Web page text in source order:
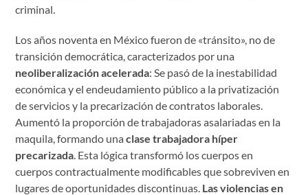
criminal.
Los años noventa en México fueron de «tránsito», no de
transición democrática, caracterizados por una
neoliberalización acelerada: Se pasó de la inestabilidad
económica y el endeudamiento público a la privatización
de servicios y la precarización de contratos laborales.
Aumentó la proporción de trabajadoras asalariadas en la
maquila, formando unaclase trabajadora híper
precarizada . Esta lógica transformó los cuerpos en
cuerpos contractualmente modificables que sobreviven en
lugares de oportunidades discontinuas. Las violencias en